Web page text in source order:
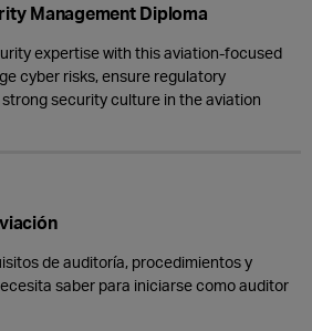
Management Diploma
expertise with this aviation-focused
cyber risks, ensure regulatory
security culture in the aviation
de auditoría, procedimientos y
saber para iniciarse como auditor